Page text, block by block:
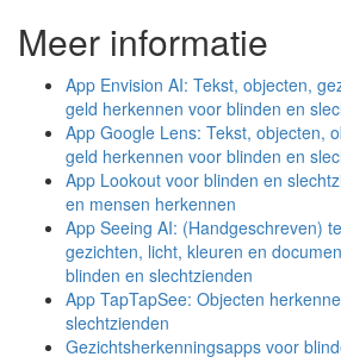
Meer informatie
App Envision AI: Tekst, objecten,
geld herkennen voor blinden en
App Google Lens: Tekst, objecten,
geld herkennen voor blinden en
App Lookout voor blinden en
en mensen herkennen
App Seeing AI: (Handgeschreven)
gezichten, licht, kleuren en
blinden en slechtzienden
App TapTapSee: Objecten
slechtzienden
Gezichtsherkenningsapps voor